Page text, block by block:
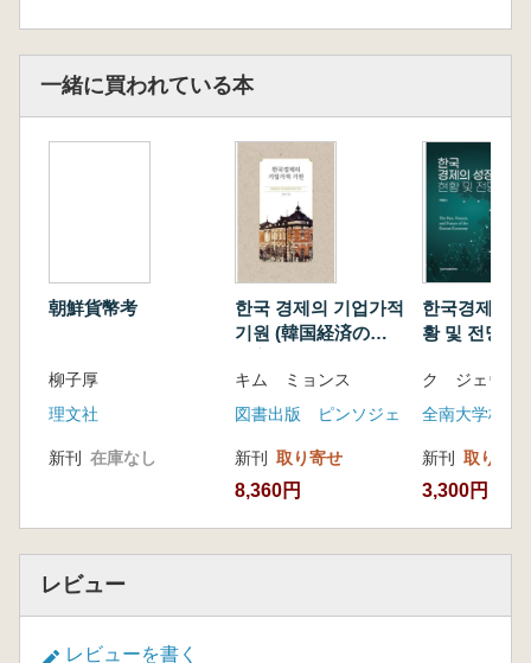
一緒に買われている本
朝鮮貨幣考
柳子厚
理文社
新刊 在庫なし
한국 경제의 기업가적
기원 (韓国経済の企
朝鮮実業倶楽部研究)
キム ミョンス
図書出版 ピンソジェ
新刊 取り寄せ
8,360円
한국경제의
황 및 전망 (
望)
ク ジェウン
全南大学校出
新刊 取り寄せ
3,300円
レビュー
レビューを書く